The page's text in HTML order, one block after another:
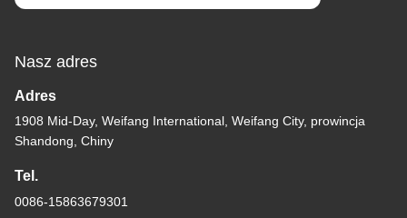
Nasz adres
Adres
1908 Mid-Day, Weifang International, Weifang City, prowincja
Shandong, Chiny
Tel.
0086-15863679301